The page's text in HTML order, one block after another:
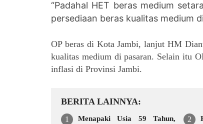
“Padahal HET beras medium
persediaan beras kualitas medium
OP beras di Kota Jambi, lanjut HM
kualitas medium di pasaran. Selain itu
inflasi di Provinsi Jambi.
BERITA LAINNYA
Menapaki Usia 59 Tahun,